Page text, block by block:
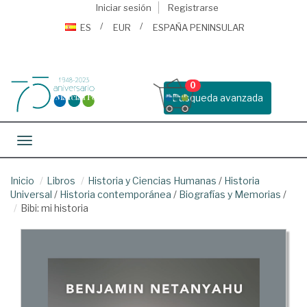
Iniciar sesión
Registrarse
ES
EUR ESPAÑA PENINSULAR
Busqueda avanzada
0
Toggle navigation
Inicio Libros Historia y Ciencias Humanas / Historia
Universal / Historia contemporánea / Biografías y Memorias /
Bibi: mi historia